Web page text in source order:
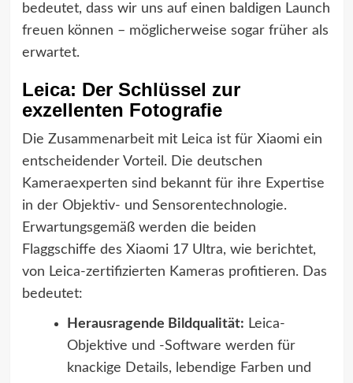
bedeutet, dass wir uns auf einen baldigen Launch
freuen können – möglicherweise sogar früher als
erwartet.
Leica: Der Schlüssel zur
exzellenten Fotografie
Die Zusammenarbeit mit Leica ist für Xiaomi ein
entscheidender Vorteil. Die deutschen
Kameraexperten sind bekannt für ihre Expertise
in der Objektiv- und Sensorentechnologie.
Erwartungsgemäß werden die beiden
Flaggschiffe des Xiaomi 17 Ultra, wie berichtet,
von Leica-zertifizierten Kameras profitieren. Das
bedeutet:
Herausragende Bildqualität: Leica-
Objektive und -Software werden für
knackige Details, lebendige Farben und